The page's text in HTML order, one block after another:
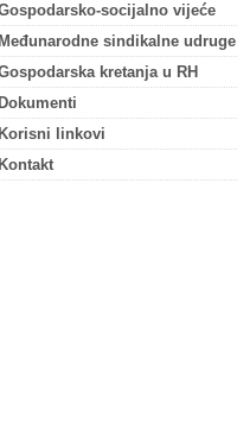
socijalno vijeće
Međunarodne sindikalne udruge
kretanja u RH
Dokumenti
Korisni linkovi
Kontakt